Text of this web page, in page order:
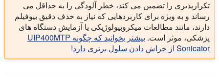
تکرارپذیری را تضمین می کند، خطر آلودگی را به حداقل می
رساند و به ویژه برای کاربردهایی که نیاز به حذف دقیق بیوفیلم
دارند، مانند مطالعات میکروبیولوژیکی یا آزمایش دستگاه های
پزشکی، موثر است.
بیشتر بخوانید که چگونه UIP400MTP
Sonicator از خراش دادن سلول برتری دارد!